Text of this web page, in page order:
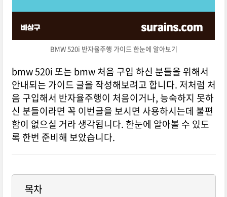
BMW 520i 반자율주행 가이드 한눈에 알아보기
bmw 520i 또는 bmw 처음 구입 하신 분들을 위해서
안내되는 가이드 글을 작성해보려고 합니다. 저처럼 처
음 구입해서 반자율주행이 처음이거나, 능숙하지 못하
신 분들이라면 꼭 이번글을 보시면 사용하시는데 불편
함이 없으실 거라 생각됩니다. 한눈에 알아볼 수 있도
록 한번 준비해 보았습니다.
목차